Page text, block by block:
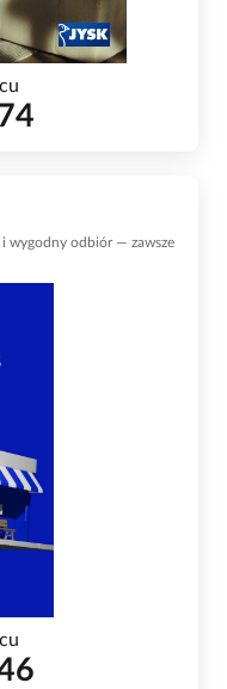
i wygodny odbiór — zawsze